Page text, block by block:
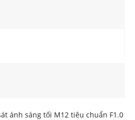
ánh sáng tối M12 tiêu chuẩn F1.0